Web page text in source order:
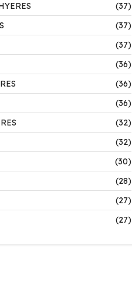
(37)
(37)
(37)
(36)
(36)
(36)
(32)
(32)
(30)
(28)
(27)
(27)